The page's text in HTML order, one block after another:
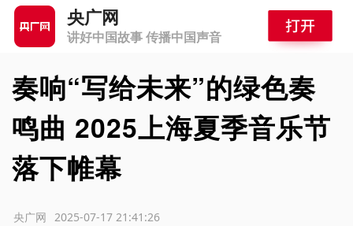
央广网
讲好中国故事 传播中国声音
奏响“写给未来”的绿色奏
鸣曲 2025上海夏季音乐节
落下帷幕
2025-07-17 21:41:26
央广网